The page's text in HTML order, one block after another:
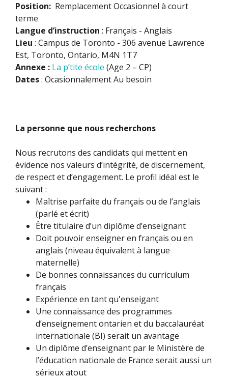
Position: Remplacement Occasionnel à court
terme
Langue d’instruction : Français - Anglais
Lieu : Campus de Toronto - 306 avenue Lawrence
Est, Toronto, Ontario, M4N 1T7
Annexe : La p’tite école (Age 2 – CP)
Dates: Ocasionnalement Au besoin
La personne que nous recherchons
Nous recrutons des candidats qui mettent en
évidence nos valeurs d’intégrité, de discernement,
de respect et d’engagement. Le profil idéal est le
suivant :
Maîtrise parfaite du français ou de l’anglais
(parlé et écrit)
Être titulaire d’un diplôme d’enseignant
Doit pouvoir enseigner en français ou en
anglais (niveau équivalent à langue
maternelle)
De bonnes connaissances du curriculum
français
Expérience en tant qu'enseigant
Une connaissance des programmes
d’enseignement ontarien et du baccalauréat
internationale (BI) serait un avantage
Un diplôme d’enseignant par le Ministère de
l’éducation nationale de France serait aussi un
sérieux atout